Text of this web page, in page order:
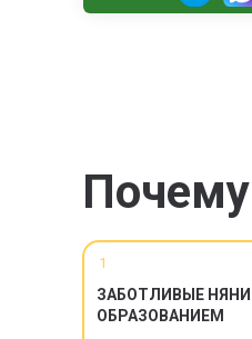
1
ЗАБОТЛИВЫЕ
ОБРАЗОВАНИЕМ